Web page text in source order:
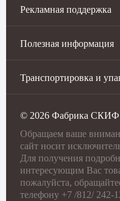
Рекламная поддержка
Полезная информация
Транспортировка и
© 2026Фабрика СКИФ
Обращаем ваше
сайт носит
Для получения
интересующим Вас
пожалуйста,
телефону +7 /812/ 242-